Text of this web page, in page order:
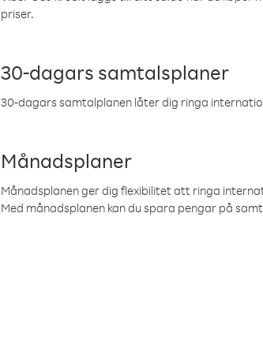
priser.
30-dagars samtalsplaner
30-dagars samtalplanen låter dig ringa
Månadsplaner
Månadsplanen ger dig flexibilitet att ringa
Med månadsplanen kan du spara pengar på